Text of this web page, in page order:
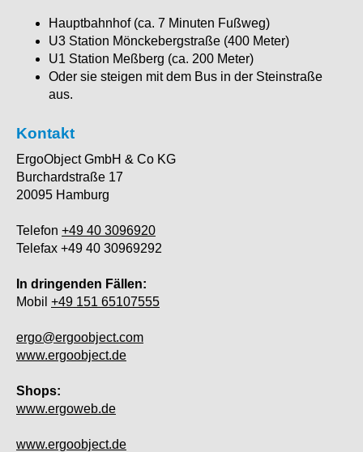
Hauptbahnhof (ca. 7 Minuten Fußweg)
U3 Station Mönckebergstraße (400 Meter)
U1 Station Meßberg (ca. 200 Meter)
Oder sie steigen mit dem Bus in der Steinstraße
aus.
Kontakt
ErgoObject GmbH & Co KG
Burchardstraße 17
20095 Hamburg
Telefon +49 40 3096920
Telefax +49 40 30969292
In dringenden Fällen:
Mobil +49 151 65107555
ergo@ergoobject.com
www.ergoobject.de
Shops:
www.ergoweb.de
www.ergoobject.de